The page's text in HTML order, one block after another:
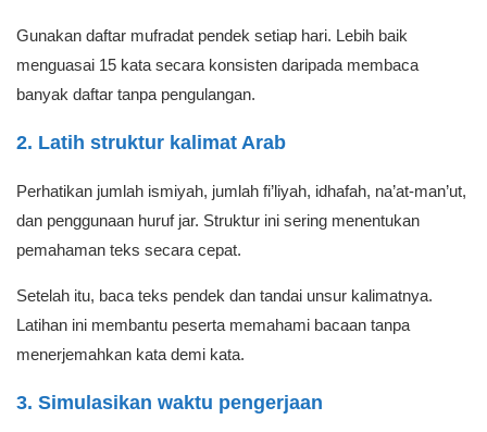
Gunakan daftar mufradat pendek setiap hari. Lebih baik
menguasai 15 kata secara konsisten daripada membaca
banyak daftar tanpa pengulangan.
2. Latih struktur kalimat Arab
Perhatikan jumlah ismiyah, jumlah fi’liyah, idhafah, na’at-man’ut,
dan penggunaan huruf jar. Struktur ini sering menentukan
pemahaman teks secara cepat.
Setelah itu, baca teks pendek dan tandai unsur kalimatnya.
Latihan ini membantu peserta memahami bacaan tanpa
menerjemahkan kata demi kata.
3. Simulasikan waktu pengerjaan